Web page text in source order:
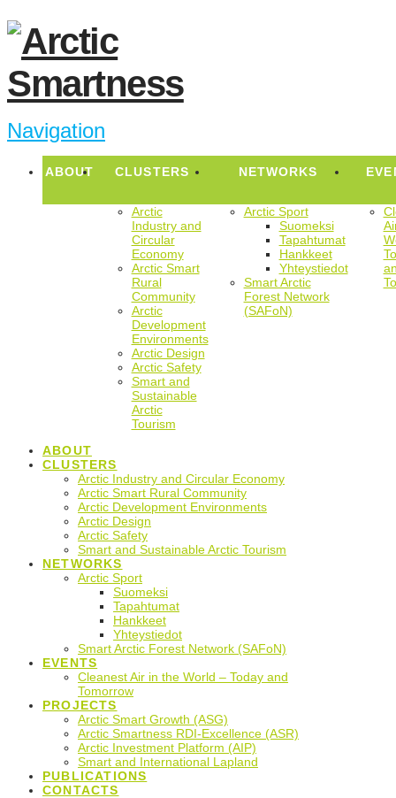
Navigation
ABOUT CLUSTERS
Arctic
Industry and
Circular
Economy
Arctic Smart
Rural
Community
Arctic
Development
Environments
Arctic Design
Arctic Safety
Smart and
Sustainable
Arctic
Tourism
NETWORKS
Arctic Sport
Suomeksi
Tapahtumat
Hankkeet
Yhteystiedot
Smart Arctic
Forest Network
(SAFoN)
ABOUT
CLUSTERS
Arctic Industry and Circular Economy
Arctic Smart Rural Community
Arctic Development Environments
Arctic Design
Arctic Safety
Smart and Sustainable Arctic Tourism
NETWORKS
Arctic Sport
Suomeksi
Tapahtumat
Hankkeet
Yhteystiedot
Smart Arctic Forest Network (SAFoN)
EVENTS
Cleanest Air in the World – Today and
Tomorrow
PROJECTS
Arctic Smart Growth (ASG)
Arctic Smartness RDI-Excellence (ASR)
Arctic Investment Platform (AIP)
Smart and International Lapland
PUBLICATIONS
CONTACTS